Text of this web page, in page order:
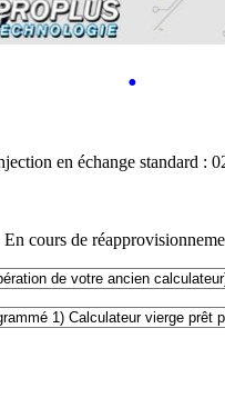
•
en échange standard :
En cours de